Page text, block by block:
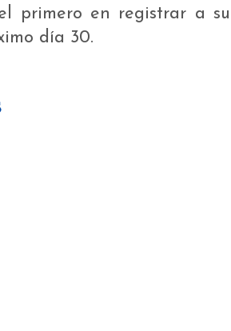
primero en registrar a su
día 30.